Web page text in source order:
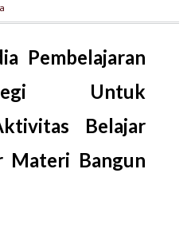
Pembelajaran
Untuk
Belajar
Materi Bangun